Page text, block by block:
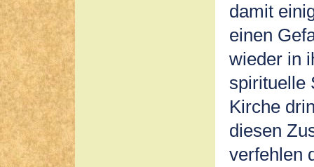
damit
einen
wieder in
spirituelle
Kirche
diesen
verfehlen